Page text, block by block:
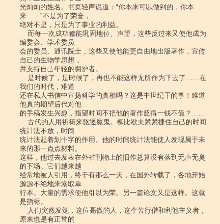
光灿灿的姓名。书页轻声说道：“你本来可以做到的，你本
来……”不是为了荣誉，
绝对不是，只是为了事业的利益。
编委会、学术委员
会的委员、通讯院士，这些又使他能更自由地出版著作，宣传
自己的生物学思想，
并支持自己年轻的拥护者。
我们的时代，难道
还在私人书信中宣扬科学的真相吗？这是中世纪干的事！难道
他真的期望后代对他
的手稿发生兴趣，指望时间不把他的著作贬得一钱不值？……
统计法不放，时间
统计法起着划十字的作用。他的时间统计法能使人发现属于未
来的那一点点材料。
这样，他过去发表在外省刊物上的旧作总算没有落到无声无臭
的下场。它们越来越
经常地被人引用，终于有那么一天，在国外转载了，各地开始
源源不绝地来索取单
行本。大量的需求使他引以为荣。另一篇论文又是这样。这就
是指标。
原来也是有正常的